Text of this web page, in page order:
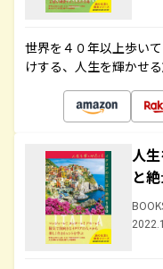
世界を４０年以上歩い
けする、人生を輝かせ
人
と